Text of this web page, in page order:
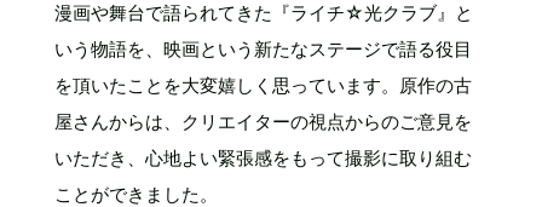
漫画や舞台で語られてきた『ライチ☆光クラブ』と
いう物語を、映画という新たなステージで語る役目
を頂いたことを大変嬉しく思っています。原作の古
屋さんからは、クリエイターの視点からのご意見を
いただき、心地よい緊張感をもって撮影に取り組む
ことができました。